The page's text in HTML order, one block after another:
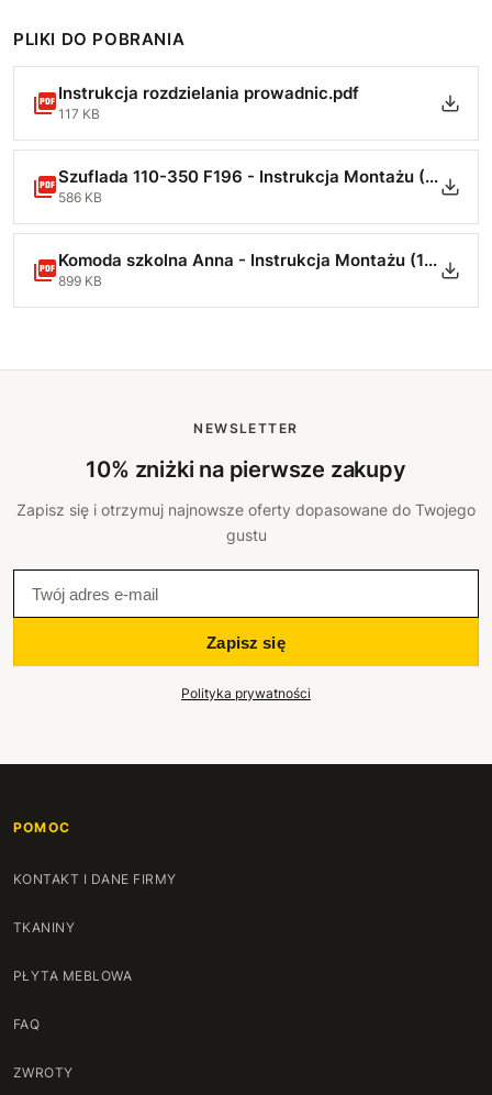
PLIKI DO POBRANIA
Instrukcja rozdzielania prowadnic.pdf
117 KB
Szuflada 110-350 F196 - Instrukcja Montażu (1)-min.pdf
586 KB
Komoda szkolna Anna - Instrukcja Montażu (1)-min.pdf
899 KB
NEWSLETTER
10% zniżki na pierwsze zakupy
Zapisz się i otrzymuj najnowsze oferty dopasowane do Twojego
gustu
Zapisz się
Polityka prywatności
POMOC
KONTAKT I DANE FIRMY
TKANINY
PŁYTA MEBLOWA
FAQ
ZWROTY